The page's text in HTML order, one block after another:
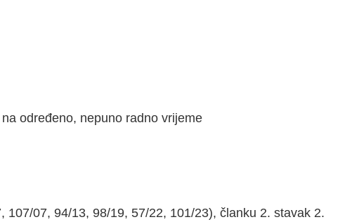
određeno, nepuno radno vrijeme
07, 94/13, 98/19, 57/22, 101/23), članku 2. stavak 2.